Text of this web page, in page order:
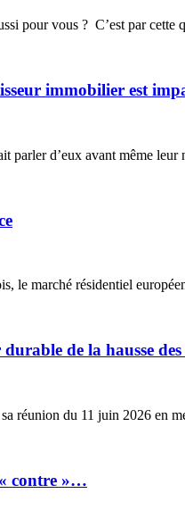
pour vous ? C’est par cette
immobilier est
parler d’eux avant même
le marché résidentiel
de la hausse
réunion du 11 juin 2026 en
contre »…